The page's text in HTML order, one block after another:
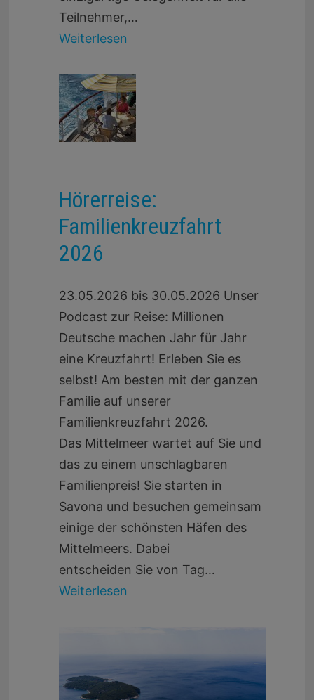
Teilnehmer,…
Weiterlesen
Hörerreise:
Familienkreuzfahrt
2026
23.05.2026 bis 30.05.2026 Unser
Podcast zur Reise: Millionen
Deutsche machen Jahr für Jahr
eine Kreuzfahrt! Erleben Sie es
selbst! Am besten mit der ganzen
Familie auf unserer
Familienkreuzfahrt 2026.
Das Mittelmeer wartet auf Sie und
das zu einem unschlagbaren
Familienpreis! Sie starten in
Savona und besuchen gemeinsam
einige der schönsten Häfen des
Mittelmeers. Dabei
entscheiden Sie von Tag…
Weiterlesen